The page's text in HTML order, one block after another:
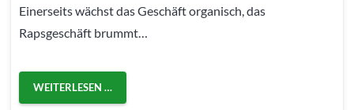
Einerseits wächst das Geschäft organisch, das
Rapsgeschäft brummt…
WEITERLESEN …